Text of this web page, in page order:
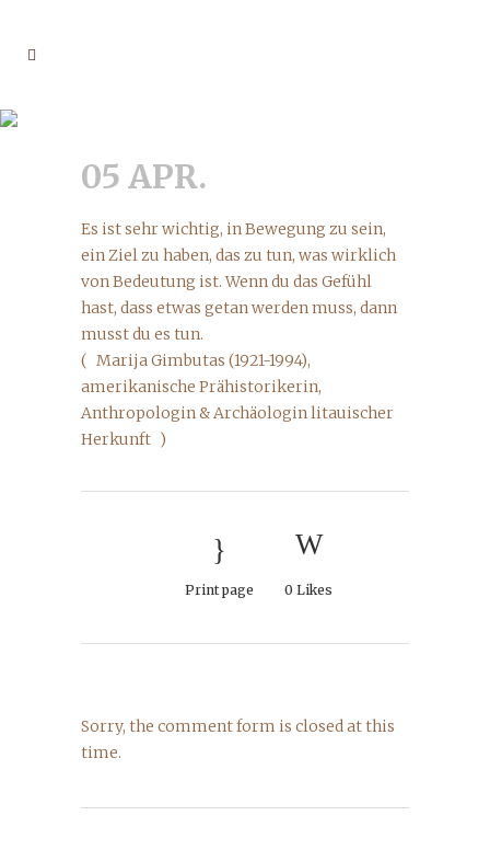
05 APR.
Es ist sehr wichtig, in Bewegung zu sein,
ein Ziel zu haben, das zu tun, was wirklich
von Bedeutung ist. Wenn du das Gefühl
hast, dass etwas getan werden muss, dann
musst du es tun.
( Marija Gimbutas (1921-1994),
amerikanische Prähistorikerin,
Anthropologin & Archäologin litauischer
Herkunft )
Print page 0 Likes
Sorry, the comment form is closed at this
time.